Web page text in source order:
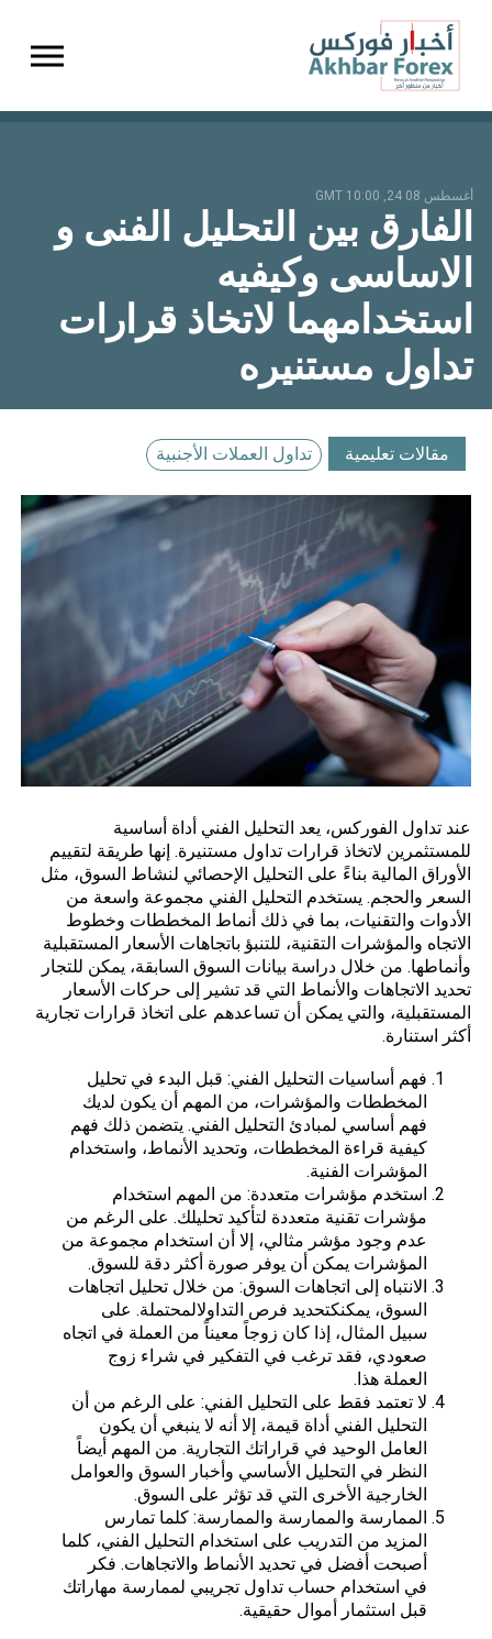
أغسطس 08 24, 10:00 GMT
الفارق بين التحليل الفنى و
الاساسى وكيفيه
استخدامهما لاتخاذ قرارات
تداول مستنيره
مقالات تعليمية تداول العملات الأجنبية
عند تداول الفوركس، يعد التحليل الفني أداة أساسية
للمستثمرين لاتخاذ قرارات تداول مستنيرة. إنها طريقة لتقييم
الأوراق المالية بناءً على التحليل الإحصائي لنشاط السوق، مثل
السعر والحجم. يستخدم التحليل الفني مجموعة واسعة من
الأدوات والتقنيات، بما في ذلك أنماط المخططات وخطوط
الاتجاه والمؤشرات التقنية، للتنبؤ باتجاهات الأسعار المستقبلية
وأنماطها. من خلال دراسة بيانات السوق السابقة، يمكن للتجار
تحديد الاتجاهات والأنماط التي قد تشير إلى حركات الأسعار
المستقبلية، والتي يمكن أن تساعدهم على اتخاذ قرارات تجارية
أكثر استنارة.
فهم أساسيات التحليل الفني: قبل البدء في تحليل
المخططات والمؤشرات، من المهم أن يكون لديك
فهم أساسي لمبادئ التحليل الفني. يتضمن ذلك فهم
كيفية قراءة المخططات، وتحديد الأنماط، واستخدام
المؤشرات الفنية.
استخدم مؤشرات متعددة: من المهم استخدام
مؤشرات تقنية متعددة لتأكيد تحليلك. على الرغم من
عدم وجود مؤشر مثالي، إلا أن استخدام مجموعة من
المؤشرات يمكن أن يوفر صورة أكثر دقة للسوق.
الانتباه إلى اتجاهات السوق: من خلال تحليل اتجاهات
السوق، يمكنكتحديد فرص التداولالمحتملة. على
سبيل المثال، إذا كان زوجاً معيناً من العملة في اتجاه
صعودي، فقد ترغب في التفكير في شراء زوج
العملة هذا.
لا تعتمد فقط على التحليل الفني: على الرغم من أن
التحليل الفني أداة قيمة، إلا أنه لا ينبغي أن يكون
العامل الوحيد في قراراتك التجارية. من المهم أيضاً
النظر في التحليل الأساسي وأخبار السوق والعوامل
الخارجية الأخرى التي قد تؤثر على السوق.
الممارسة والممارسة والممارسة: كلما تمارس
المزيد من التدريب على استخدام التحليل الفني، كلما
أصبحت أفضل في تحديد الأنماط والاتجاهات. فكر
في استخدام حساب تداول تجريبي لممارسة مهاراتك
قبل استثمار أموال حقيقية.